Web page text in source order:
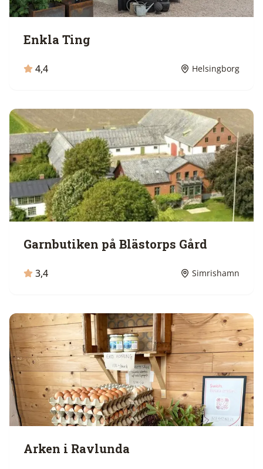
Enkla Ting
4,4 Helsingborg
Garnbutiken på Blästorps Gård
3,4 Simrishamn
Arken i Ravlunda